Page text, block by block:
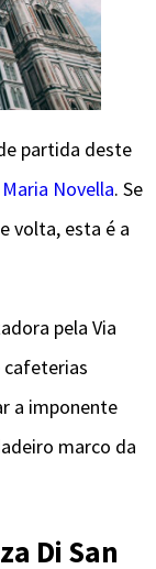
partida deste
Novella. Se
volta, esta é a
pela Via
cafeterias
a imponente
marco da
Di San